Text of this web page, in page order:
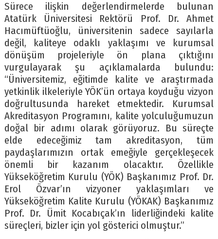
Sürece ilişkin değerlendirmelerde bulunan
Atatürk Üniversitesi Rektörü Prof. Dr. Ahmet
Hacımüftüoğlu, üniversitenin sadece sayılarla
değil, kaliteye odaklı yaklaşımı ve kurumsal
dönüşüm projeleriyle ön plana çıktığını
vurgulayarak şu açıklamalarda bulundu:
“Üniversitemiz, eğitimde kalite ve araştırmada
yetkinlik ilkeleriyle YÖK’ün ortaya koyduğu vizyon
doğrultusunda hareket etmektedir. Kurumsal
Akreditasyon Programını, kalite yolculuğumuzun
doğal bir adımı olarak görüyoruz. Bu süreçte
elde edeceğimiz tam akreditasyon, tüm
paydaşlarımızın ortak emeğiyle gerçekleşecek
önemli bir kazanım olacaktır. Özellikle
Yükseköğretim Kurulu (YÖK) Başkanımız Prof. Dr.
Erol Özvar’ın vizyoner yaklaşımları ve
Yükseköğretim Kalite Kurulu (YÖKAK) Başkanımız
Prof. Dr. Ümit Kocabıçak’ın liderliğindeki kalite
süreçleri, bizler için yol gösterici olmuştur.”